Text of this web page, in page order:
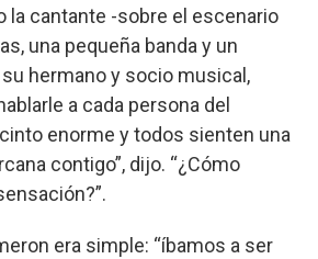
la cantante -sobre el escenario
una pequeña banda y un
hermano y socio musical,
a cada persona del
enorme y todos sienten una
contigo”, dijo. “¿Cómo
era simple: “íbamos a ser